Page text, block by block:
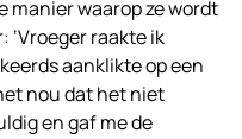
manier waarop ze wordt
raakte ik
aanklikte op een
nou dat het niet
en gaf me de